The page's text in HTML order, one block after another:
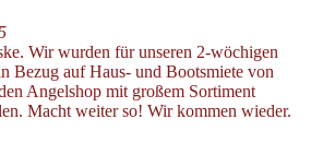
Wir wurden für unseren 2-wöchigen
Bezug auf Haus- und Bootsmiete von
Angelshop mit großem Sortiment
Macht weiter so! Wir kommen wieder.